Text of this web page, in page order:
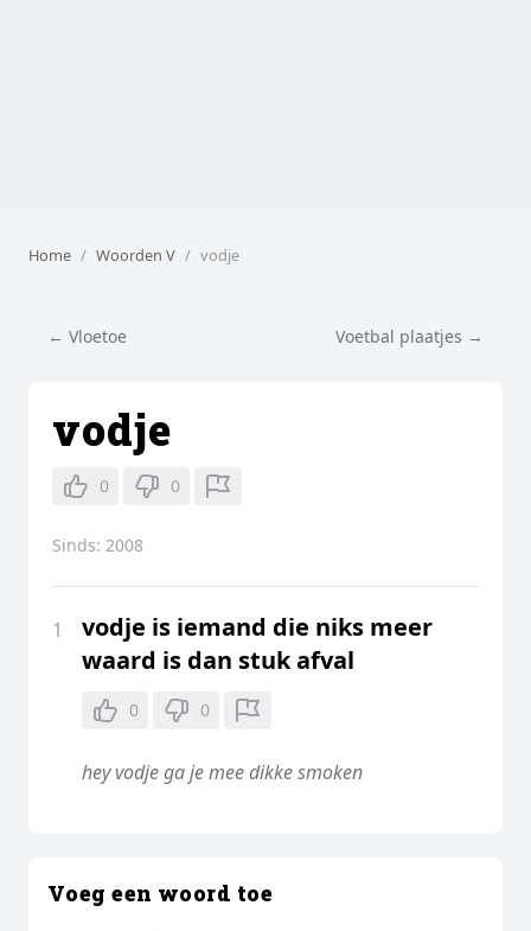
Home Woorden V vodje
← Vloetoe Voetbal plaatjes →
vodje
0 0
Sinds: 2008
1
vodje is iemand die niks meer
waard is dan stuk afval
0 0
hey vodje ga je mee dikke smoken
Voeg een woord toe